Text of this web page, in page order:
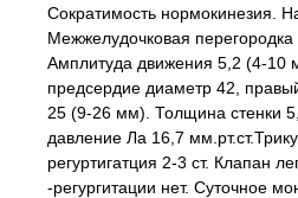
Сократимость нормокинезия.
Межжелудочковая перегородка
Амплитуда движения 5,2 (4-10
предсердие диаметр 42,
25 (9-26 мм). Толщина стенки
давление Ла 16,7
регуртигатция 2-3 ст. Клапан
-регургитации нет. Суточное